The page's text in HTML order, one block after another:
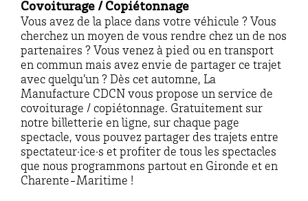
Covoiturage / Copiétonnage
Vous avez de la place dans votre véhicule ? Vous
cherchez un moyen de vous rendre chez un de nos
partenaires ? Vous venez à pied ou en transport
en commun mais avez envie de partager ce trajet
avec quelqu’un ? Dès cet automne, La
Manufacture CDCN vous propose un service de
covoiturage / copiétonnage. Gratuitement sur
notre billetterie en ligne, sur chaque page
spectacle, vous pouvez partager des trajets entre
spectateur·ice·s et profiter de tous les spectacles
que nous programmons partout en Gironde et en
Charente-Maritime !